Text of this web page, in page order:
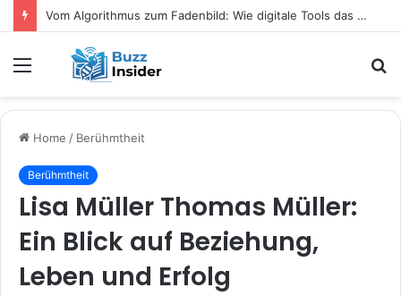
Vom Algorithmus zum Fadenbild: Wie digitale Tools das kreative Selbermachen verändern
Menu
Home / Berühmtheit
Berühmtheit
Lisa Müller Thomas Müller:
Ein Blick auf Beziehung,
Leben und Erfolg